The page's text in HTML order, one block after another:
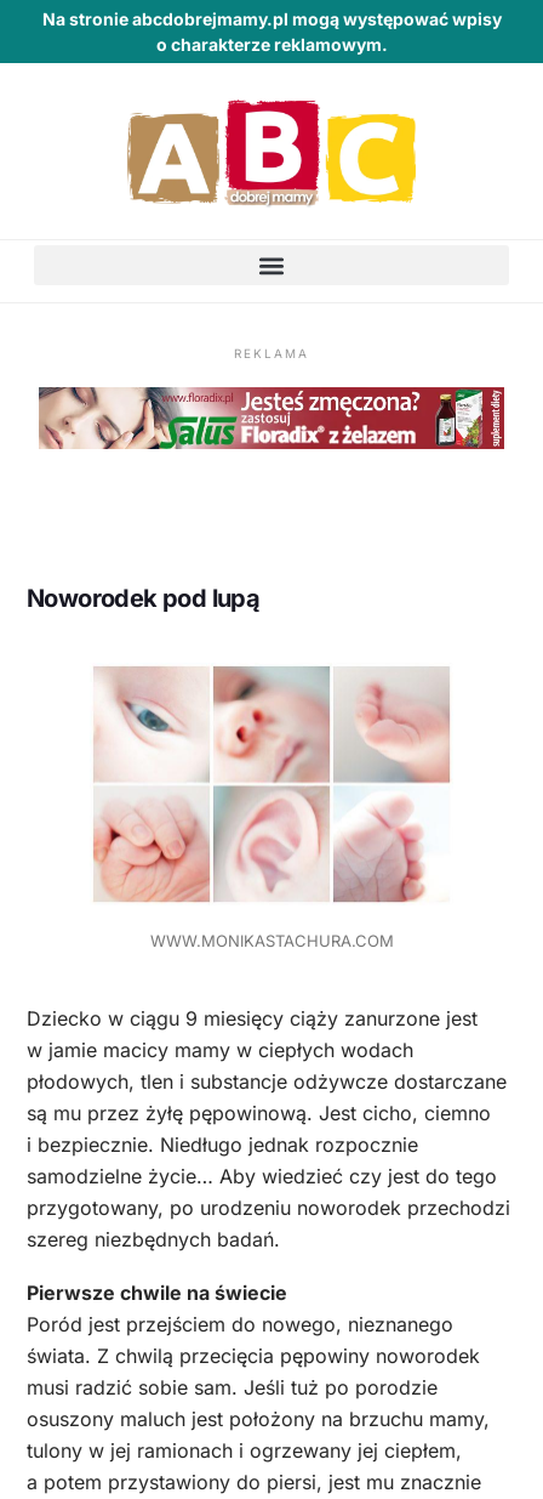
Na stronie abcdobrejmamy.pl mogą występować wpisy
o charakterze reklamowym.
REKLAMA
Noworodek pod lupą
WWW.MONIKASTACHURA.COM
Dziecko w ciągu 9 miesięcy ciąży zanurzone jest
w jamie macicy mamy w ciepłych wodach
płodowych, tlen i substancje odżywcze dostarczane
są mu przez żyłę pępowinową. Jest cicho, ciemno
i bezpiecznie. Niedługo jednak rozpocznie
samodzielne życie… Aby wiedzieć czy jest do tego
przygotowany, po urodzeniu noworodek przechodzi
szereg niezbędnych badań.
Pierwsze chwile na świecie
Poród jest przejściem do nowego, nieznanego
świata. Z chwilą przecięcia pępowiny noworodek
musi radzić sobie sam. Jeśli tuż po porodzie
osuszony maluch jest położony na brzuchu mamy,
tulony w jej ramionach i ogrzewany jej ciepłem,
a potem przystawiony do piersi, jest mu znacznie